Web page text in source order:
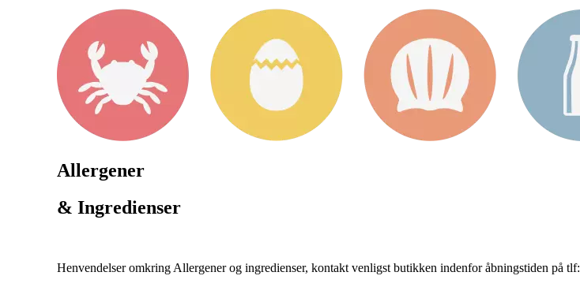
Allergener
& Ingredienser
Henvendelser omkring Allergener og ingredienser, kontakt venligst butikken indenfor åbningstiden på tlf: